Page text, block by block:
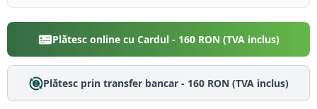
Plătesc online cu Cardul - 160RON (TVA inclus)
Plătesc prin transfer bancar - 160RON (TVA inclus)